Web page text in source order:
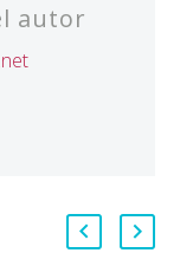
autor